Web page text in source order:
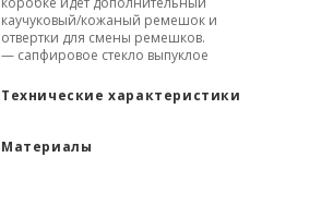
каучуковый/кожаный ремешок и
отвертки для смены ремешков.
— сапфировое стекло выпуклое
Технические характеристики
Материалы